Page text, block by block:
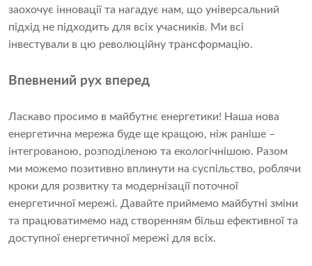
заохочує інновації та нагадує нам, що універсальний
підхід не підходить для всіх учасників. Ми всі
інвестували в цю революційну трансформацію.
Впевнений рух вперед
Ласкаво просимо в майбутнє енергетики! Наша нова
енергетична мережа буде ще кращою, ніж раніше –
інтегрованою, розподіленою та екологічнішою. Разом
ми можемо позитивно вплинути на суспільство, роблячи
кроки для розвитку та модернізації поточної
енергетичної мережі. Давайте приймемо майбутні зміни
та працюватимемо над створенням більш ефективної та
доступної енергетичної мережі для всіх.